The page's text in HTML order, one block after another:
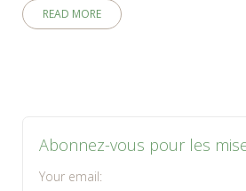
READ MORE
Abonnez-vous pour les
Your email: